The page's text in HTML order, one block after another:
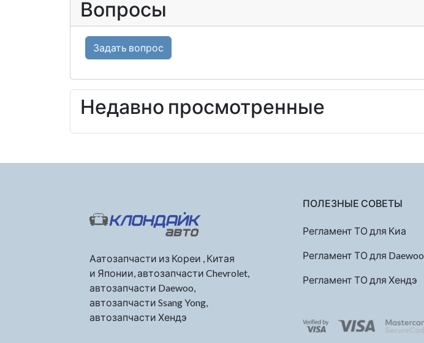
Вопросы
Задать вопрос
Недавно просмотренные
Аатозапчасти из Кореи , Китая
и Японии, автозапчасти Chevrolet,
автозапчасти Daewoo,
автозапчасти Ssang Yong,
автозапчасти Хендэ
ПОЛЕЗНЫЕ СОВЕТЫ
Регламент ТО для Киа
Регламент ТО для Daewoo
Регламент ТО для Хендэ